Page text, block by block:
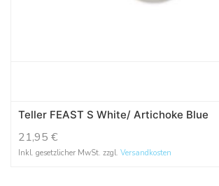
Teller FEAST S White/ Artichoke Blue
21,95 €
Inkl. gesetzlicher MwSt. zzgl. Versandkosten